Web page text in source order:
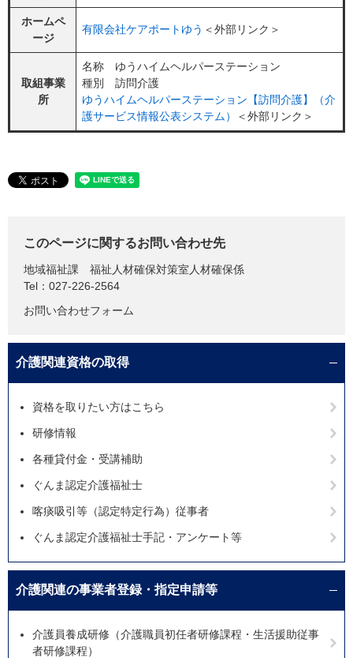
ホームペ
ージ
有限会社ケアポートゆう ＜外部リンク＞
取組事業
所
名称 ゆうハイムヘルパーステーション
種別 訪問介護
ゆうハイムヘルパーステーション​【訪問介護】（介
護サービス情報公表システム）
＜外部リンク＞
このページに関するお問い合わせ先
地域福祉課
福祉人材確保対策室人材確保係
Tel：027-226-2564
お問い合わせフォーム
介護関連資格の取得
資格を取りたい方はこちら
研修情報
各種貸付金・受講補助
ぐんま認定介護福祉士
喀痰吸引等（認定特定行為）従事者
ぐんま認定介護福祉士手記・アンケート等
介護関連の事業者登録・指定申請等
介護員養成研修（介護職員初任者研修課程・生活援助従事
者研修課程）